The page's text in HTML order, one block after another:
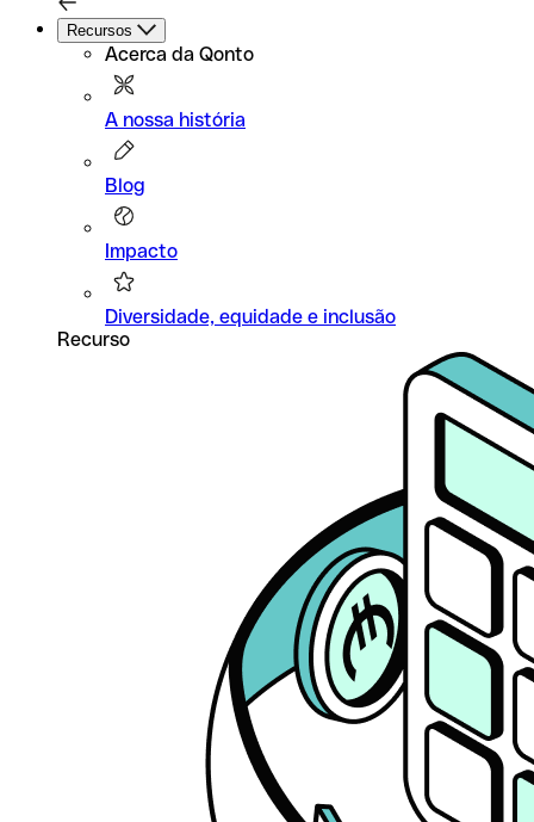
Recursos
Acerca da Qonto
A nossa história
Blog
Impacto
Diversidade, equidade e inclusão
Recurso